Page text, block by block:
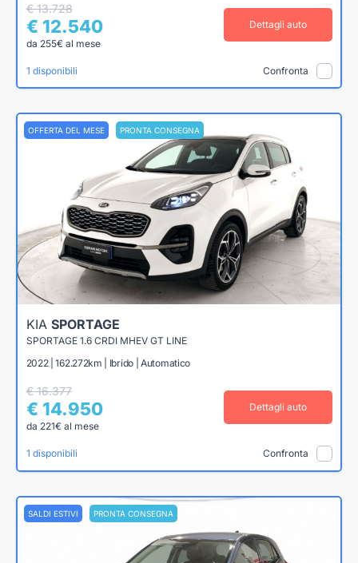
€ 13.728
€ 12.540
da 255€ al mese
Dettagli auto
1 disponibili Confronta
OFFERTA DEL MESE PRONTA CONSEGNA
KIA SPORTAGE
SPORTAGE 1.6 CRDI MHEV GT LINE
2022 | 162.272km | Ibrido | Automatico
€ 16.377
€ 14.950
da 221€ al mese
Dettagli auto
1 disponibili Confronta
SALDI ESTIVI PRONTA CONSEGNA